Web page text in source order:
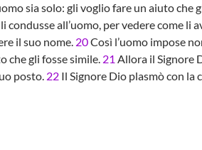
sia solo: gli voglio fare un aiuto che
all’uomo, per vedere come li
il suo nome. 20Così l’uomo impose
che gli fosse simile. 21 Allora il Signore
posto. 22 Il Signore Dio plasmò con la